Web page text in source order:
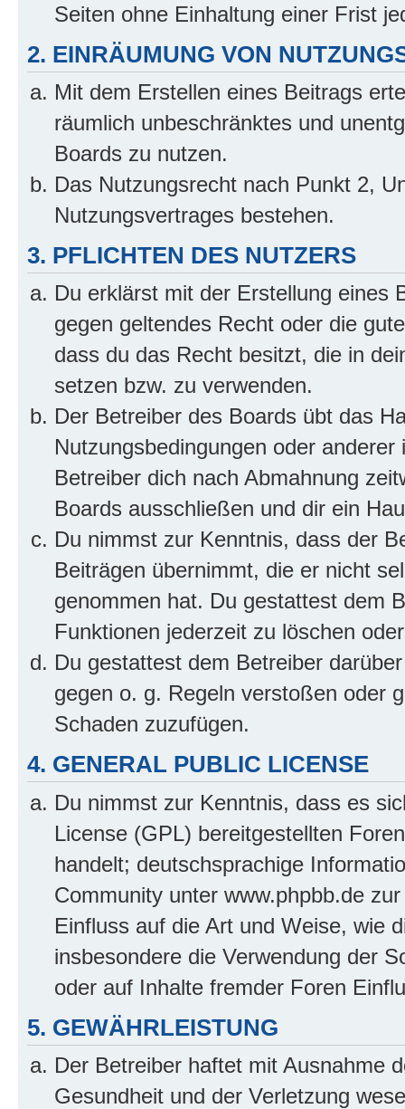
Seiten ohne Einhaltung einer Frist
2. EINRÄUMUNG VON
Mit dem Erstellen eines Beitrags
räumlich unbeschränktes und
Boards zu nutzen.
Das Nutzungsrecht nach Punkt 2,
Nutzungsvertrages bestehen.
3. PFLICHTEN DES NUTZERS
Du erklärst mit der Erstellung eines
gegen geltendes Recht oder die
dass du das Recht besitzt, die in
setzen bzw. zu verwenden.
Der Betreiber des Boards übt das
Nutzungsbedingungen oder
Betreiber dich nach Abmahnung
Boards ausschließen und dir ein
Du nimmst zur Kenntnis, dass der
Beiträgen übernimmt, die er nicht
genommen hat. Du gestattest dem
Funktionen jederzeit zu löschen
Du gestattest dem Betreiber
gegen o. g. Regeln verstoßen oder
Schaden zuzufügen.
4. GENERAL PUBLIC LICENSE
Du nimmst zur Kenntnis, dass es
License (GPL) bereitgestellten
handelt; deutschsprachige
Community unter www.phpbb.de
Einfluss auf die Art und Weise, wie
insbesondere die Verwendung der
oder auf Inhalte fremder Foren
5. GEWÄHRLEISTUNG
Der Betreiber haftet mit Ausnahme
Gesundheit und der Verletzung